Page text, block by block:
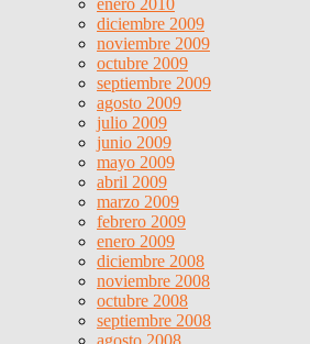
enero 2010
diciembre 2009
noviembre 2009
octubre 2009
septiembre 2009
agosto 2009
julio 2009
junio 2009
mayo 2009
abril 2009
marzo 2009
febrero 2009
enero 2009
diciembre 2008
noviembre 2008
octubre 2008
septiembre 2008
agosto 2008